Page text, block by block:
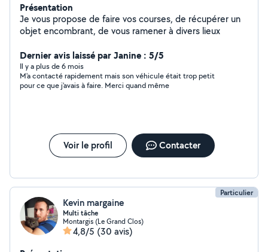
Présentation
Je vous propose de faire vos courses, de récupérer un
objet encombrant, de vous ramener à divers lieux
Dernier avis laissé par Janine : 5/5
Il y a plus de 6 mois
M'a contacté rapidement mais son véhicule était trop petit
pour ce que j'avais à faire. Merci quand même
Voir le profil Contacter
Particulier
Kevin margaine
Multi tâche
Montargis (Le Grand Clos)
4,8/5 (30 avis)